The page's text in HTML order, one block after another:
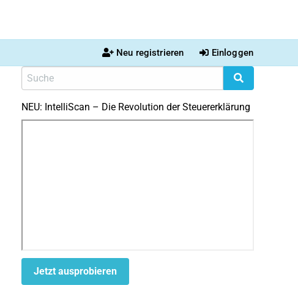
Neu registrieren Einloggen
NEU: IntelliScan – Die Revolution der Steuererklärung
Jetzt ausprobieren